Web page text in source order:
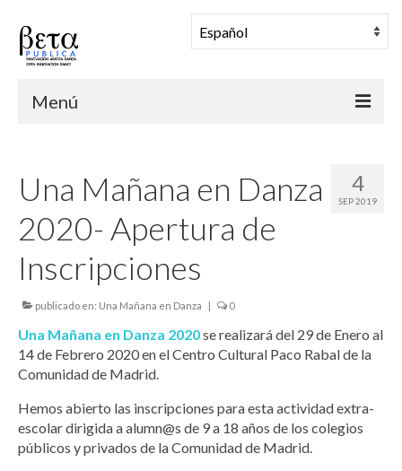
Menú
Muestra Coreográfica
Una Mañana en Danza
Comunidad
Archivo
Noticias
4
SEP 2019
Una Mañana en Danza
2020- Apertura de
Inscripciones
publicado en: Una Mañana en Danza | 0
Una Mañana en Danza 2020se realizará del 29 de Enero al
14 de Febrero 2020 en el Centro Cultural Paco Rabal de la
Comunidad de Madrid.
Hemos abierto las inscripciones para esta actividad extra-
escolar dirigida a alumn@s de 9 a 18 años de los colegios
públicos y privados de la Comunidad de Madrid.